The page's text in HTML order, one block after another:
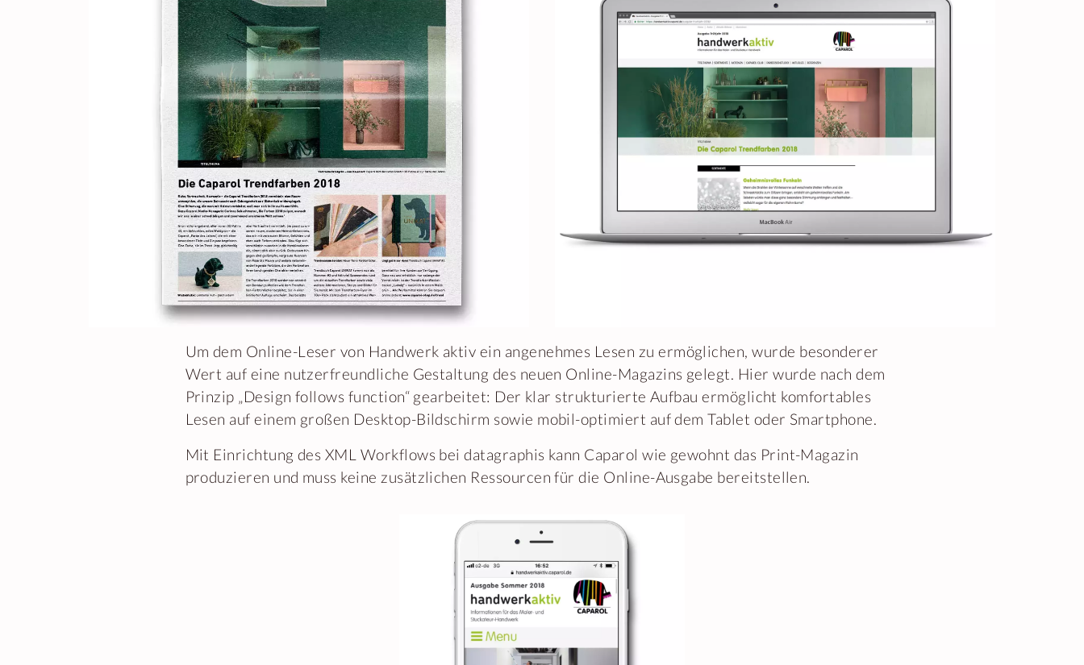
Um dem Online-Leser von Handwerk aktiv ein angenehmes Lesen zu ermöglichen, wurde besonderer
Wert auf eine nutzerfreundliche Gestaltung des neuen Online-Magazins gelegt. Hier wurde nach dem
Prinzip „Design follows function“ gearbeitet: Der klar strukturierte Aufbau ermöglicht komfortables
Lesen auf einem großen Desktop-Bildschirm sowie mobil-optimiert auf dem Tablet oder Smartphone.
Mit Einrichtung des XML Workflows bei datagraphis kann Caparol wie gewohnt das Print-Magazin
produzieren und muss keine zusätzlichen Ressourcen für die Online-Ausgabe bereitstellen.